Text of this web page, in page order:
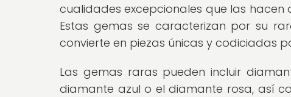
cualidades excepcionales que las
Estas gemas se caracterizan por su
convierte en piezas únicas y codiciadas
Las gemas raras pueden incluir
diamante azul o el diamante rosa, así